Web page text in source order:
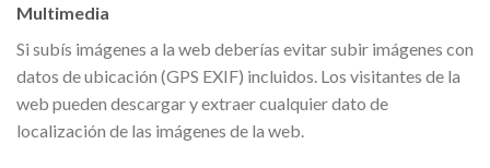
Multimedia
Si subís imágenes a la web deberías evitar subir imágenes con
datos de ubicación (GPS EXIF) incluidos. Los visitantes de la
web pueden descargar y extraer cualquier dato de
localización de las imágenes de la web.